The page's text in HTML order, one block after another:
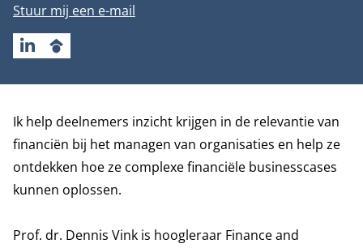
E-mailadres
Stuur mij een e-mail
LINKEDINGOOGLESCHOLAR
Biografie
Ik help deelnemers inzicht krijgen in de relevantie van
financiën bij het managen van organisaties en help ze
ontdekken hoe ze complexe financiële businesscases
kunnen oplossen.
Prof. dr. Dennis Vink is hoogleraar Finance and